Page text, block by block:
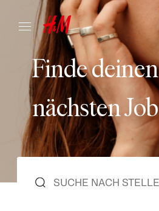
Findedeinen
nächstenJob